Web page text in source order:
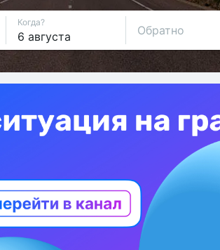
Когда?
Обратно